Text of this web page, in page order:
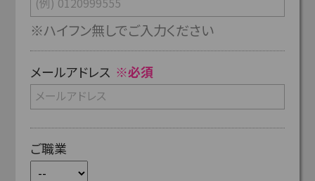
※ハイフン無しでご入力ください
メールアドレス ※必須
ご職業